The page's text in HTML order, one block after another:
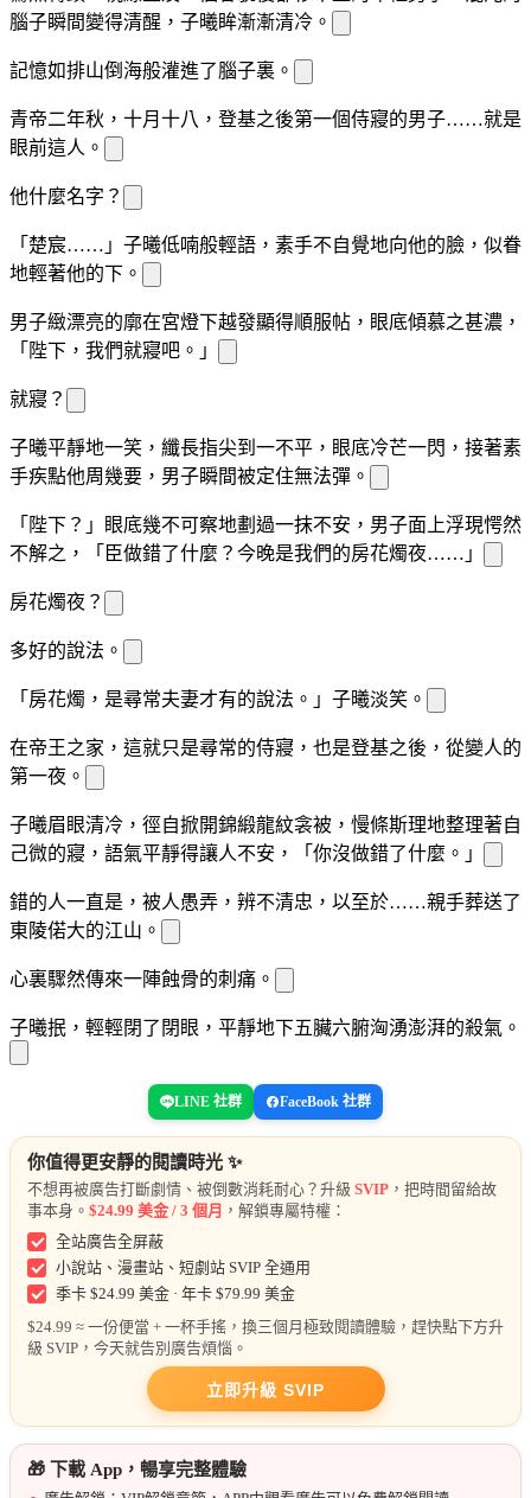
腦子瞬間變得清醒，子曦眸漸漸清冷。
記憶如排山倒海般灌進了腦子裏。
青帝二年秋，十月十八，登基之後第一個侍寢的男子……就是
眼前這人。
他什麼名字？
「楚宸……」子曦低喃般輕語，素手不自覺地向他的臉，似眷
地輕著他的下 。
男子緻漂亮的廓在宮燈下越發顯得順服帖，眼底傾慕之甚濃，
「陛下，我們就寢吧。」
就寢？
子曦平靜地一笑，纖長指尖到一不平，眼底冷芒一閃， 接著素
手疾點他周幾要 ，男子瞬間被定住無法彈。
「陛下？」眼底幾不可察地劃過一抹不安，男子面上浮現愕然
不解之 ，「臣做錯了什麼？今晚是我們的房花燭夜……」
房花燭夜？
多好的說法。
「 房花燭，是尋常夫妻才有的說法。」子曦淡笑。
在帝王之家，這就只是尋常的侍寢，也是登基之後，從變人的
第一夜。
子曦眉眼清冷，徑自掀開錦緞龍紋衾被，慢條斯理地整理著自
己微的寢 ，語氣平靜得讓人不安，「你沒做錯了什麼。」
錯的人一直是 ，被人愚弄，辨不清忠 ，以至於……親手葬送了
東陵偌大的江山。
心裏驟然傳來一陣蝕骨的刺痛。
子曦抿 ，輕輕閉了閉眼，平靜地下五臟六腑洶湧澎湃的殺氣。
LINE 社群 FaceBook 社群
你值得更安靜的閱讀時光 ✨
不想再被廣告打斷劇情、被倒數消耗耐心？升級 SVIP ，把時間留給故
事本身。 $24.99 美金 / 3 個月 ，解鎖專屬特權：
全站廣告全屏蔽
小說站、漫畫站、短劇站 SVIP 全通用
季卡 $24.99 美金 · 年卡 $79.99 美金
$24.99 ≈ 一份便當 + 一杯手搖，換三個月極致閱讀體驗，趕快點下方升
級 SVIP，今天就告別廣告煩惱。
立即升級 SVIP
🎁 下載 App，暢享完整體驗